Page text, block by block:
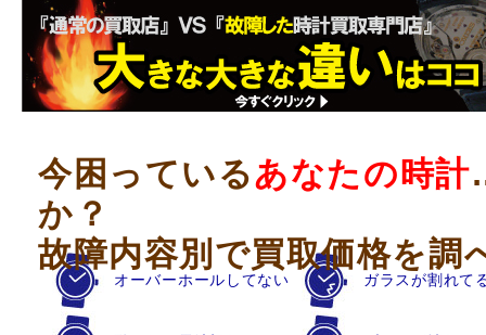
今困っているあなたの時計
か？
故障内容別で買取価格を調
オーバーホールしてない ガラスが割れて